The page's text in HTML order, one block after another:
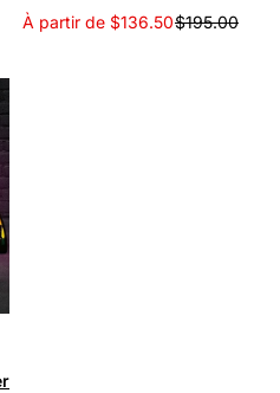
À partir de $136.50$195.00